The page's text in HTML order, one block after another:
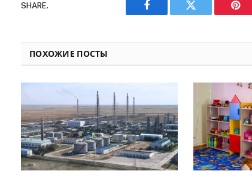
SHARE.
Facebook Twitter
ПОХОЖИЕ ПОСТЫ